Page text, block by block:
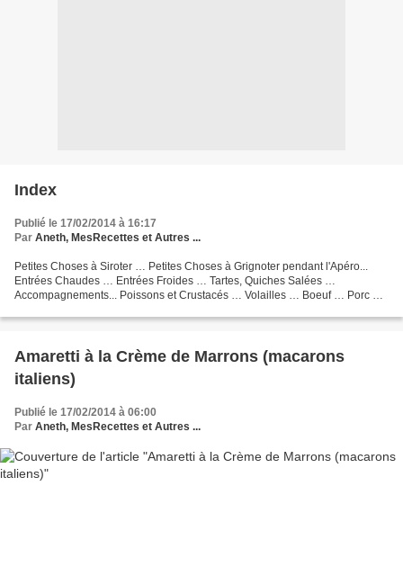
Index
Publié le 17/02/2014 à 16:17
Par Aneth, MesRecettes et Autres ...
Petites Choses à Siroter … Petites Choses à Grignoter pendant l'Apéro...
Entrées Chaudes … Entrées Froides … Tartes, Quiches Salées …
Accompagnements... Poissons et Crustacés … Volailles … Boeuf … Porc …
Amaretti à la Crème de Marrons (macarons
italiens)
Publié le 17/02/2014 à 06:00
Par Aneth, MesRecettes et Autres ...